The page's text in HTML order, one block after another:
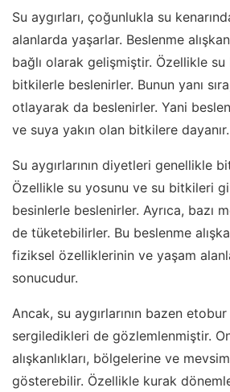
Su aygırları, çoğunlukla su
alanlarda yaşarlar. Beslenme
bağlı olarak gelişmiştir. Özellikle
bitkilerle beslenirler. Bunun yanı
otlayarak da beslenirler. Yani
ve suya yakın olan bitkilere dayanır.
Su aygırlarının diyetleri genellikle
Özellikle su yosunu ve su bitkileri
besinlerle beslenirler. Ayrıca, bazı
de tüketebilirler. Bu beslenme
fiziksel özelliklerinin ve yaşam
sonucudur.
Ancak, su aygırlarının bazen
sergiledikleri de gözlemlenmiştir.
alışkanlıkları, bölgelerine ve
gösterebilir. Özellikle kurak